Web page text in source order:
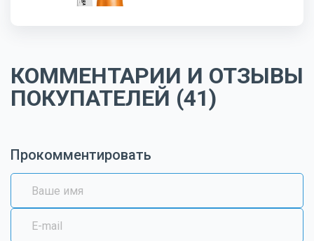
КОММЕНТАРИИ И ОТЗЫВЫ
ПОКУПАТЕЛЕЙ (41)
Прокомментировать